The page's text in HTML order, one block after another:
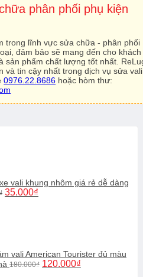
phân phối phụ kiện
trong lĩnh vực sửa chữa - phân phối
đảm bảo sẽ mang đến cho khách
sản phẩm chất lượng tốt nhất.
và tin cậy nhất trong dịch vụ sửa vali
0976.22.8686 hoặc hòm thư:
vali khung nhôm giá rẻ dễ dàng
Giá
35.000₫
vali American Tourister đủ màu
180.000₫ Giá
120.000₫